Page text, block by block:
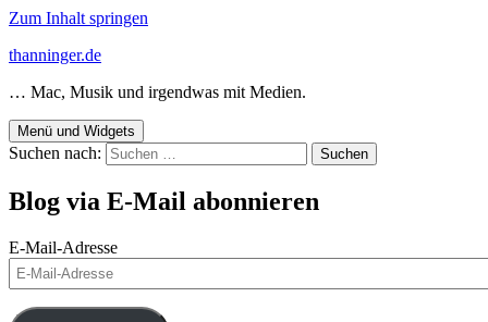
Zum Inhalt springen
thanninger.de
… Mac, Musik und irgendwas mit Medien.
Menü und Widgets
Suchen nach:
Blog via E-Mail abonnieren
E-Mail-Adresse